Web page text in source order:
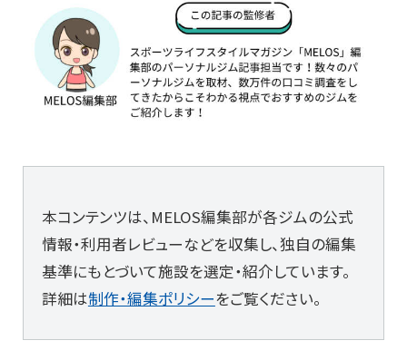
本コンテンツは、MELOS編集部が各ジムの公式
情報・利用者レビューなどを収集し、独自の編集
基準にもとづいて施設を選定・紹介しています。
詳細は制作・編集ポリシーをご覧ください。